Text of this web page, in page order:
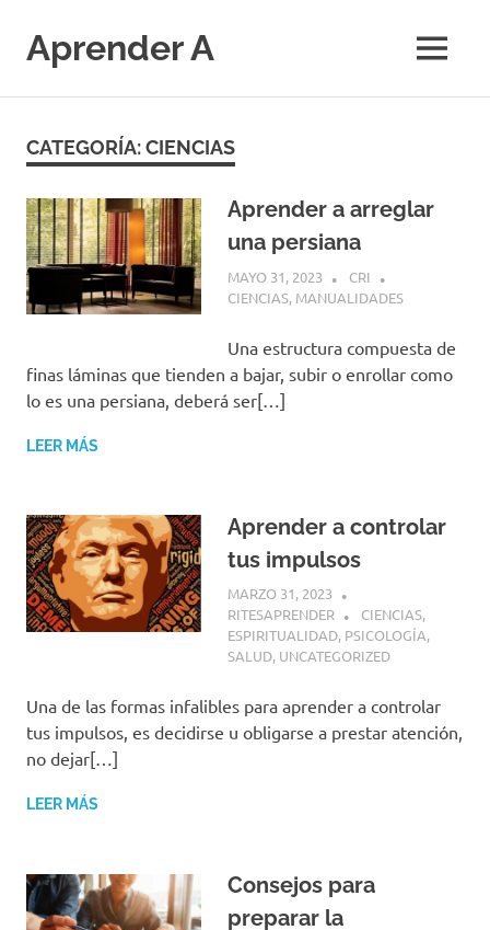
contenido
Aprender A
divertido
MENÚ
CATEGORÍA:CIENCIAS
Aprender a arreglar
una persiana
MAYO 31, 2023
CRI
CIENCIAS, MANUALIDADES
Una estructura compuesta de
finas láminas que tienden a bajar, subir o enrollar como
lo es una persiana, deberá ser[…]
LEER MÁS
Aprender a controlar
tus impulsos
MARZO 31, 2023
RITESAPRENDER
CIENCIAS,
ESPIRITUALIDAD, PSICOLOGÍA,
SALUD, UNCATEGORIZED
Una de las formas infalibles para aprender a controlar
tus impulsos, es decidirse u obligarse a prestar atención,
no dejar[…]
LEER MÁS
Consejos para
preparar la